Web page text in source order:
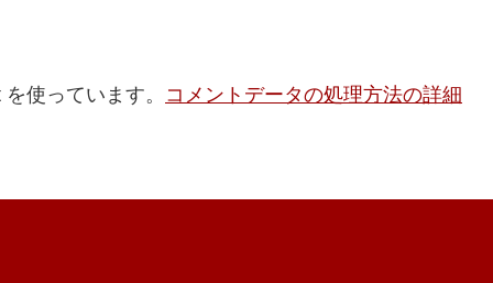
使っています。 コメントデータの処理方法の詳細